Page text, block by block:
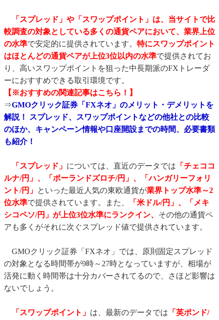
「スプレッド」や「スワップポイント」は、当サイトで比
較調査の対象としている多くの通貨ペアにおいて、業界上位
の水準で安定的に提供されています。 特にスワップポイント
はほとんどの通貨ペアが上位3位以内の水準で提供されてお
り、高いスワップポイントを狙った中長期派のFXトレーダ
ーにおすすめできる取引環境です。
【※おすすめの関連記事はこちら！】
⇒GMOクリック証券「FXネオ」のメリット・デメリットを
解説！ スプレッド、スワップポイントなどの他社との比較
のほか、キャンペーン情報や口座開設までの時間、必要書類
も紹介！
「スプレッド」 については、直近のデータでは 「チェココ
ルナ/円」、「ポーランドズロチ/円」、「ハンガリーフォリ
ント/円」 といった最近人気の東欧通貨が業界トップ水準～2
位水準で提供されています。また、
「米ドル/円」、「メキ
シコペソ/円」が上位3位水準にランクイン、 その他の通貨ペ
アも多くがそれに次ぐスプレッド値で提供されています。
GMOクリック証券「FXネオ」では、原則固定スプレッド
の対象となる時間帯が9時～27時となっていますが、相場が
活発に動く時間帯は十分カバーされてるので、さほど影響は
ないでしょう。
「スワップポイント」 は、最新のデータでは 「英ポンド/